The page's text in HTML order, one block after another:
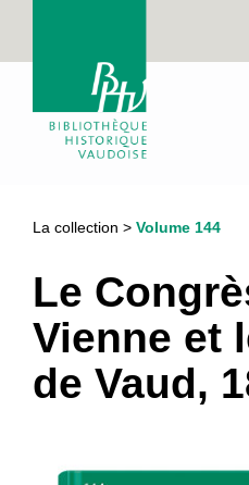
La collection > Volume 144
Le
Vienne et
de Vaud,